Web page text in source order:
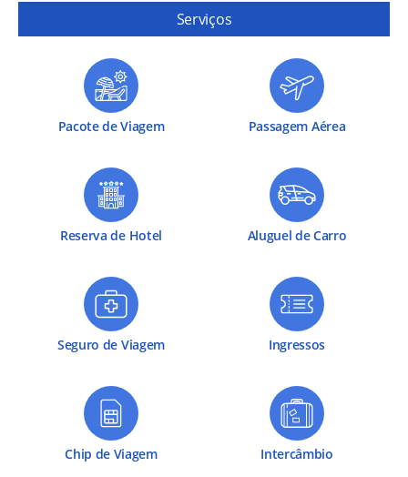
Serviços
Pacote de Viagem Passagem Aérea
Reserva de Hotel Aluguel de Carro
Seguro de Viagem Ingressos
Chip de Viagem Intercâmbio